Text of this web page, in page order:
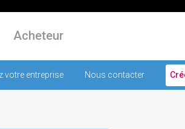
Acheteur
votre entreprise Nous contacter